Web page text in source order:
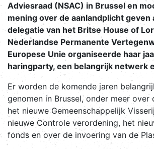
Adviesraad (NSAC) in Brussel en
mening over de aanlandplicht geven
delegatie van het Britse House of
Nederlandse Permanente
Europese Unie organiseerde haar
haringparty, een belangrijk netwerk
Er worden de komende jaren
genomen in Brussel, onder meer over
het nieuwe Gemeenschappelijk
nieuwe Controle verordening, het
fonds en over de invoering van de